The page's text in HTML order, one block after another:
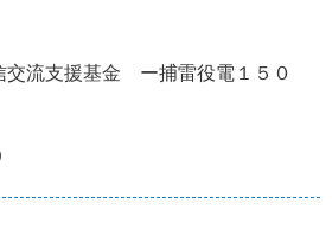
交流支援基金 ー捕雷役電１５０